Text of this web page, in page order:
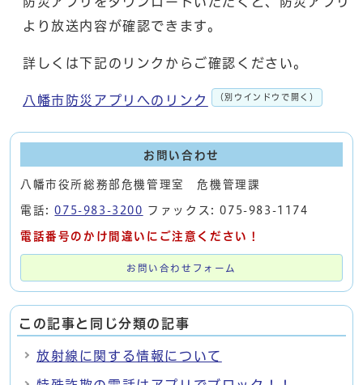
より放送内容が確認できます。
詳しくは下記のリンクからご確認ください。
八幡市防災アプリへのリンク （別ウインドウで開く）
お問い合わせ
八幡市役所総務部危機管理室 危機管理課
電話:075-983-3200 ファックス: 075-983-1174
電話番号のかけ間違いにご注意ください！
お問い合わせフォーム
この記事と同じ分類の記事
放射線に関する情報について